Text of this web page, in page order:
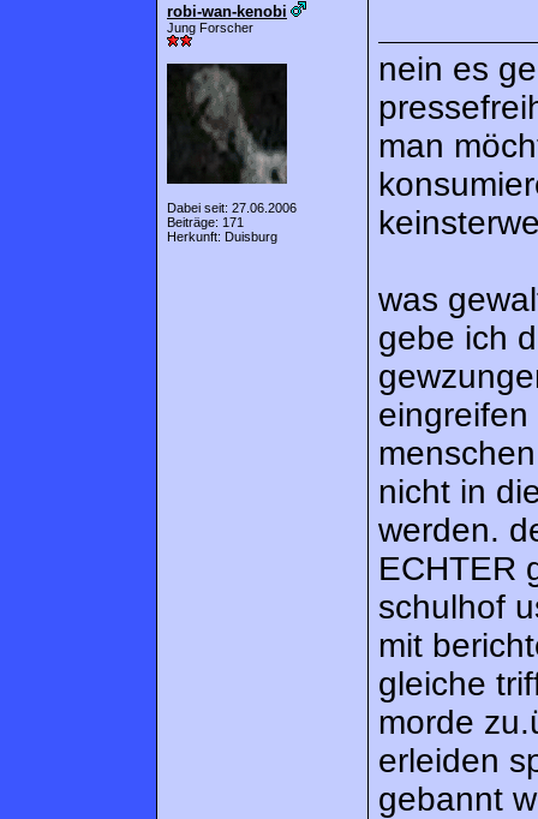
robi-wan-kenobi
Jung Forscher
Dabei seit: 27.06.2006
Beiträge: 171
Herkunft: Duisburg
nein es
man
was
gebe ich
nicht in
werden.
ECHTER
schulhof
mit
gleiche
morde
erleiden
gebannt